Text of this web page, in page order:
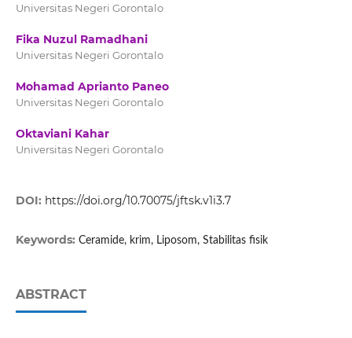
Universitas Negeri Gorontalo
Fika Nuzul Ramadhani
Universitas Negeri Gorontalo
Mohamad Aprianto Paneo
Universitas Negeri Gorontalo
Oktaviani Kahar
Universitas Negeri Gorontalo
DOI: https://doi.org/10.70075/jftsk.v1i3.7
Keywords: Ceramide, krim, Liposom, Stabilitas fisik
ABSTRACT